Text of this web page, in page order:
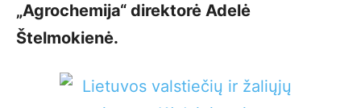
„Agrochemija“ direktorė Adelė
Štelmokienė.